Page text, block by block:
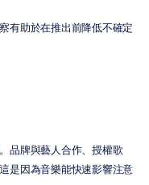
有助於在推出前降低不確定
品牌與藝人合作、授權歌
是因為音樂能快速影響注意